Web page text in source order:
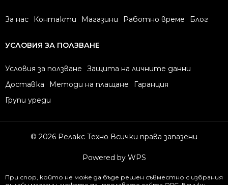
За нас Контакти Магазини Работно време Блог
УСЛОВИЯ ЗА ПОЛЗВАНЕ
Условия за ползване
Защита на личните данни
Доставка
Методи на плащане
Гаранция
Групи уреди
© 2026 Релакс Техно Всички права запазени
Powered by WPS
При спор, който не може да бъде решен съвместно с избрания